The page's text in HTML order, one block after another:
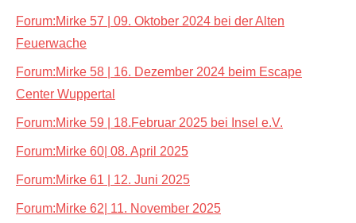
Forum:Mirke 57 | 09. Oktober 2024 bei der Alten
Feuerwache
Forum:Mirke 58 | 16. Dezember 2024 beim Escape
Center Wuppertal
Forum:Mirke 59 | 18.Februar 2025 bei Insel e.V.
Forum:Mirke 60| 08. April 2025
Forum:Mirke 61 | 12. Juni 2025
Forum:Mirke 62| 11. November 2025